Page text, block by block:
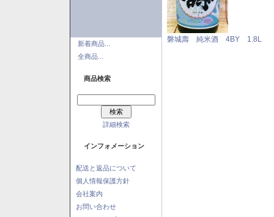
新着商品...
全商品...
商品検索
詳細検索
インフォメーション
配送と返品について
個人情報保護方針
会社案内
お問い合わせ
磐城壽 純米酒 4BY 1.8L